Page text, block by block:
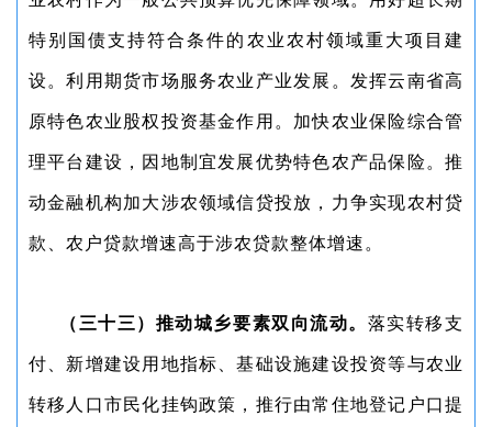
特别国债支持符合条件的农业农村领域重大项目建
设。利用期货市场服务农业产业发展。发挥云南省高
原特色农业股权投资基金作用。加快农业保险综合管
理平台建设，因地制宜发展优势特色农产品保险。推
动金融机构加大涉农领域信贷投放，力争实现农村贷
款、农户贷款增速高于涉农贷款整体增速。
（三十三）推动城乡要素双向流动。 落实转移支
付、新增建设用地指标、基础设施建设投资等与农业
转移人口市民化挂钩政策，推行由常住地登记户口提